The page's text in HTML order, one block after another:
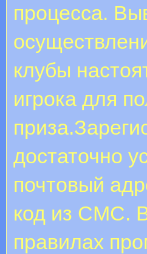
процесса.
клубы
игрока для
достаточно
почтовый
код из СМС.
правилах